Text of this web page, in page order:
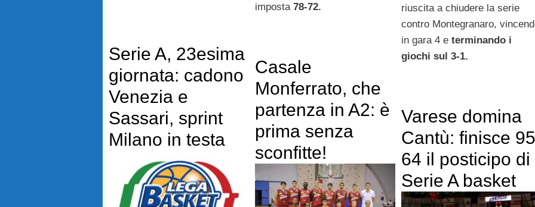
imposta 78-72.
riuscita a chiudere la serie
contro Montegranaro,
in gara 4 eterminando i
giochi sul 3-1.
Serie A, 23esima
giornata: cadono
Venezia e
Sassari, sprint
Milano in testa
Casale
Monferrato, che
partenza in A2: è
prima senza
sconfitte!
Varese domina
Cantù: finisce
64 il posticipo di
Serie A basket